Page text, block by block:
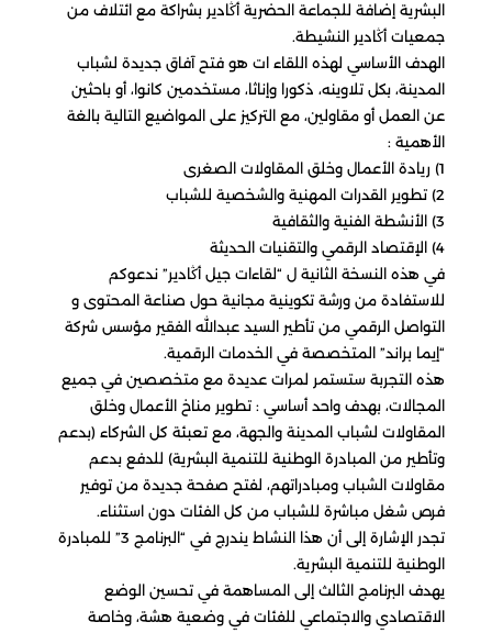
البشرية إضافة للجماعة الحضرية أڭادير بشراكة مع ائتلاف من
جمعيات أڭادير النشيطة.
الهدف الأساسي لهذه اللقاء ات هو فتح آفاق جديدة لشباب
المدينة، بكل تلاوينه، ذكورا وإناثا، مستخدمين كانوا، أو باحثين
عن العمل أو مقاولين، مع التركيز على المواضيع التالية بالغة
الأهمية :
1) ريادة الأعمال وخلق المقاولات الصغرى
2) تطوير القدرات المهنية والشخصية للشباب
3) الأنشطة الفنية والثقافية
4) الإقتصاد الرقمي والتقنيات الحديثة
في هذه النسخة الثانية ل “لقاءات جيل أڭادير” ندعوكم
للاستفادة من ورشة تكوينية مجانية حول صناعة المحتوى و
التواصل الرقمي من تأطير السيد عبدالله الفقير مؤسس شركة
“إيما براند” المتخصصة في الخدمات الرقمية.
هذه التجربة ستستمر لمرات عديدة مع متخصصين في جميع
المجالات، بهدف واحد أساسي : تطوير مناخ الأعمال وخلق
المقاولات لشباب المدينة والجهة، مع تعبئة كل الشركاء (بدعم
وتأطير من المبادرة الوطنية للتنمية البشرية) للدفع بدعم
مقاولات الشباب ومبادراتهم، لفتح صفحة جديدة من توفير
فرص شغل مباشرة للشباب من كل الفئات دون استثناء.
تجدر الإشارة إلى أن هذا النشاط يندرج في “البرنامج 3” للمبادرة
الوطنية للتنمية البشرية.
يهدف البرنامج الثالث إلى المساهمة في تحسين الوضع
الاقتصادي والاجتماعي للفئات في وضعية هشة، وخاصة